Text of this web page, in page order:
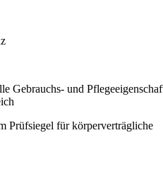
Gebrauchs- und
Prüfsiegel für körperverträgliche